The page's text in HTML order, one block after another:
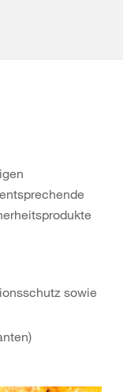
sowie